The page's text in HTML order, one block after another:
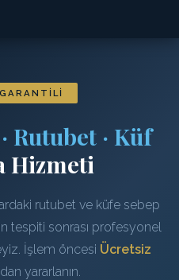
Rutubet · Küf
Hizmeti
rutubet ve küfe sebep
tespiti sonrası profesyonel
İşlem öncesi Ücretsiz
yararlanın.